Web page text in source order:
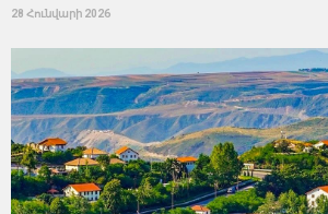
28 Հունվարի 2026